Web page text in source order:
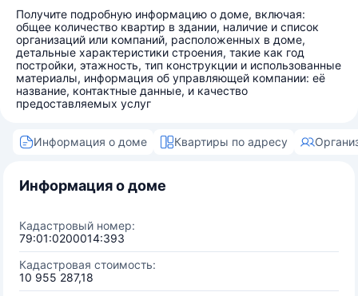
Получите подробную информацию о доме, включая:
общее количество квартир в здании, наличие и список
организаций или компаний, расположенных в доме,
детальные характеристики строения, такие как год
постройки, этажность, тип конструкции и использованные
материалы, информация об управляющей компании: её
название, контактные данные, и качество
предоставляемых услуг
Информация о доме Квартиры по адресу
Информация о доме
Кадастровый номер:
79:01:0200014:393
Кадастровая стоимость:
10 955 287,18